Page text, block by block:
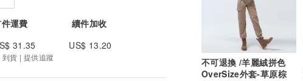
不可退換 /羊麗絨拼色
OverSize外套-草原棕
運費
續件加收
31.35
US$ 13.20
貨 | 提供追蹤